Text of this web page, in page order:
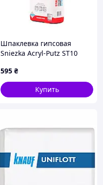
Шпаклевка гипсовая
Sniezka Acryl-Putz ST10
595 ₴
Купить